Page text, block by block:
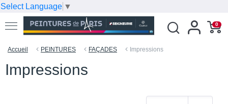
Select Language ▼
0
Accueil PEINTURES FAÇADES Impressions
Impressions